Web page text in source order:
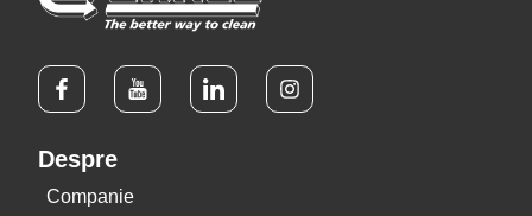
Despre
Companie